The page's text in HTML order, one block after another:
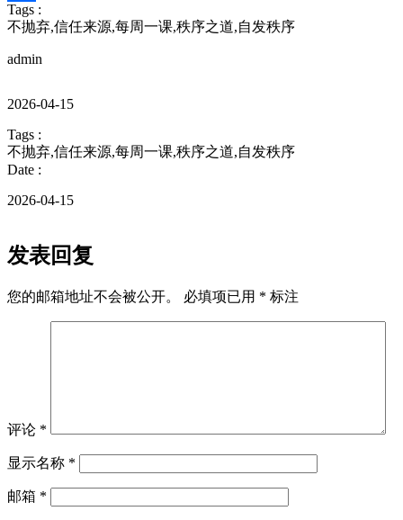
分
Tags :
不抛弃,信任来源,每周一课,秩序之道,自发秩序
admin
2026-04-15
Tags :
不抛弃,信任来源,每周一课,秩序之道,自发秩序
Date :
2026-04-15
发表回复
您的邮箱地址不会被公开。 必填项已用 * 标注
评论 *
显示名称 *
邮箱 *